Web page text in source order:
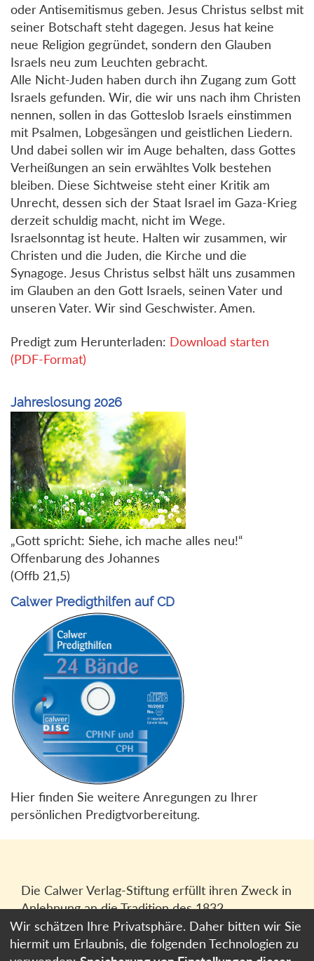
oder Antisemitismus geben. Jesus Christus selbst mit
seiner Botschaft steht dagegen. Jesus hat keine
neue Religion gegründet, sondern den Glauben
Israels neu zum Leuchten gebracht.
Alle Nicht-Juden haben durch ihn Zugang zum Gott
Israels gefunden. Wir, die wir uns nach ihm Christen
nennen, sollen in das Gotteslob Israels einstimmen
mit Psalmen, Lobgesängen und geistlichen Liedern.
Und dabei sollen wir im Auge behalten, dass Gottes
Verheißungen an sein erwähltes Volk bestehen
bleiben. Diese Sichtweise steht einer Kritik am
Unrecht, dessen sich der Staat Israel im Gaza-Krieg
derzeit schuldig macht, nicht im Wege.
Israelsonntag ist heute. Halten wir zusammen, wir
Christen und die Juden, die Kirche und die
Synagoge. Jesus Christus selbst hält uns zusammen
im Glauben an den Gott Israels, seinen Vater und
unseren Vater. Wir sind Geschwister. Amen.
Predigt zum Herunterladen: Download starten
(PDF-Format)
Jahreslosung 2026
„Gott spricht: Siehe, ich mache alles neu!“
Offenbarung des Johannes
(Offb 21,5)
Calwer Predigthilfen auf CD
Hier finden Sie weitere Anregungen zu Ihrer
persönlichen Predigtvorbereitung.
Die Calwer Verlag-Stiftung erfüllt ihren Zweck in
Anlehnung an die Tradition des 1832
gegründeten Calwer Verlagsvereins, der
heutigen Calwer Verlag Bücher und Medien
Wir schätzen Ihre Privatsphäre. Daher bitten wir Sie
hiermit um Erlaubnis, die folgenden Technologien zu